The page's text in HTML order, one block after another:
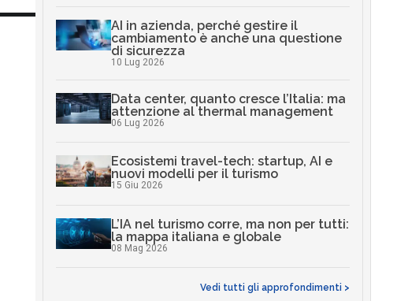
AI in azienda, perché gestire il
cambiamento è anche una questione
di sicurezza
10 Lug 2026
Data center, quanto cresce l’Italia: ma
attenzione al thermal management
06 Lug 2026
Ecosistemi travel-tech: startup, AI e
nuovi modelli per il turismo
15 Giu 2026
L’IA nel turismo corre, ma non per tutti:
la mappa italiana e globale
08 Mag 2026
Vedi tutti gli approfondimenti >